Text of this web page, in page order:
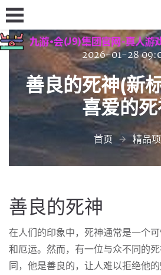
2026-01-28
善良的死神(新
喜爱的
首页 精品
善良的死神
在人们的印象中，死神通常是一个
和厄运。然而，有一位与众不同的
同，他是善良的，让人难以拒绝他的